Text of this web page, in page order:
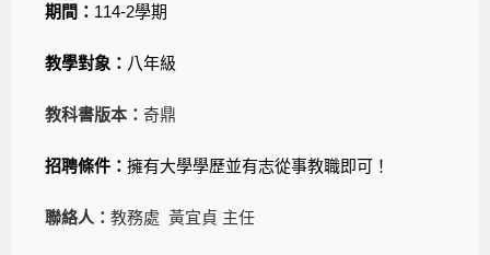
期間： 114-2學期
教學對象： 八年級
教科書版本：奇鼎
招聘條件：擁有大學學歷並有志從事教職即可！
聯絡人：教務處 黃宜貞 主任